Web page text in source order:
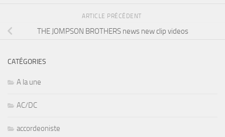
ARTICLE PRÉCÉDENT
THE JOMPSON BROTHERS news new clip videos
CATÉGORIES
A la une
AC/DC
accordeoniste